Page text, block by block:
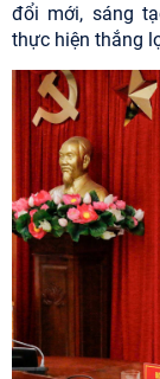
đổi mới, sáng
thực hiện thắng